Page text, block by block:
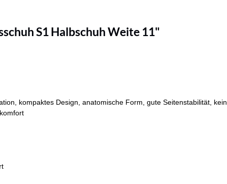
S1 Halbschuh Weite 11"
kompaktes Design, anatomische Form, gute Seitenstabilität,